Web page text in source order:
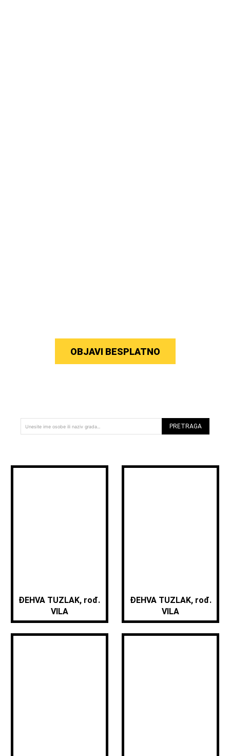
OBJAVI BESPLATNO
Unesite ime osobe ili naziv grada... PRETRAGA
ĐEHVA TUZLAK, rođ.
VILA
ĐEHVA TUZLAK, rođ.
VILA